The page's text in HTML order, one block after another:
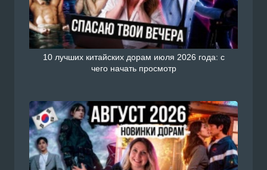
10 лучших китайских дорам июля 2026 года: с
чего начать просмотр